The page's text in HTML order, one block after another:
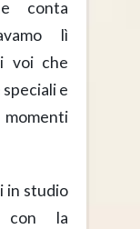
conta
lì
voi che
e
in studio
con la